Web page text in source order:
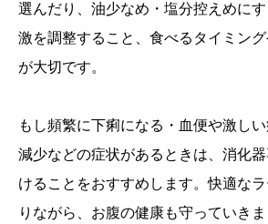
選んだり、油少なめ・塩分控えめに
激を調整すること、食べるタイミン
が大切です。
もし頻繁に下痢になる・血便や激し
減少などの症状があるときは、消化
けることをおすすめします。快適な
りながら、お腹の健康も守っていきま